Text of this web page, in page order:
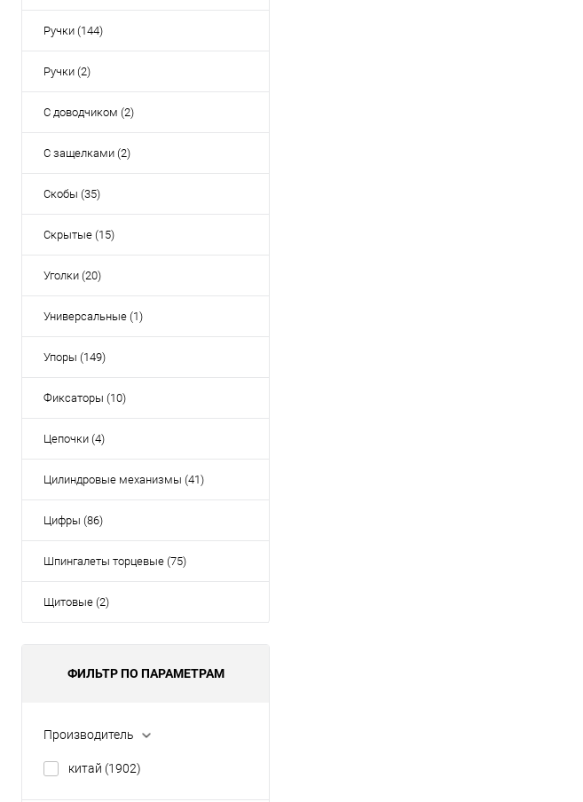
Ручки (144)
Ручки (2)
С доводчиком (2)
С защелками (2)
Скобы (35)
Скрытые (15)
Уголки (20)
Универсальные (1)
Упоры (149)
Фиксаторы (10)
Цепочки (4)
Цилиндровые механизмы (41)
Цифры (86)
Шпингалеты торцевые (75)
Щитовые (2)
ФИЛЬТР ПО ПАРАМЕТРАМ
Производитель
китай (1902)